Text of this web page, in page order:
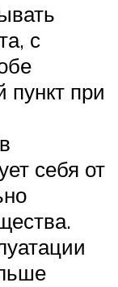
с
пункт при
себя от